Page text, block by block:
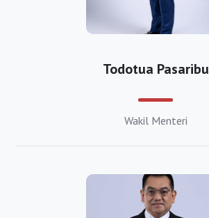
https://bkpmgrobogan.org
https://bkpmjepara.org
https://bkpmkaranganyar.org
https://bkpmkebumen.org
https://bkpmklaten.org
https://bkpmkudus.org
Todotua Pasaribu
Wakil Menteri